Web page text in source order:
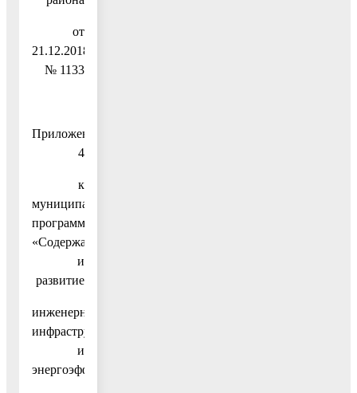
от
21.12.2018
№ 1133
Приложение
4
к
муниципальной
программы
«Содержание
и
развитие
инженерной
инфраструктуры
и
энергоэффективности